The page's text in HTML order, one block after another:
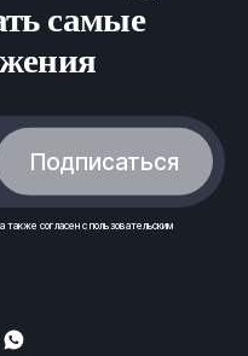
самые
Подписаться
, а также согласен спользовательским